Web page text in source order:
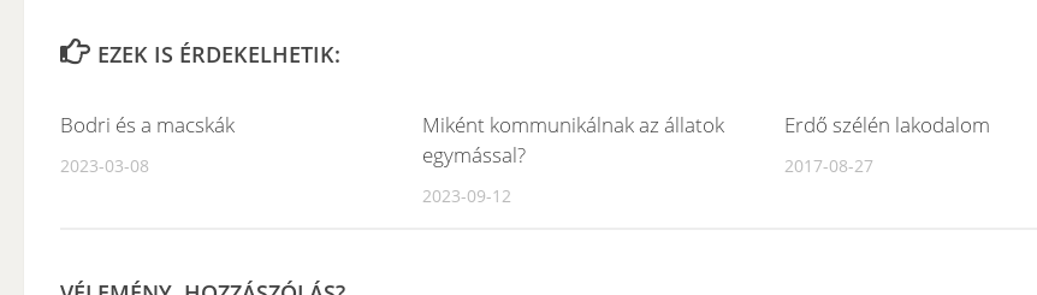
EZEK IS ÉRDEKELHETIK:
Bodri és a macskák
2023-03-08
Miként kommunikálnak az állatok
egymással?
2023-09-12
Erdő szélén lakodalom
2017-08-27